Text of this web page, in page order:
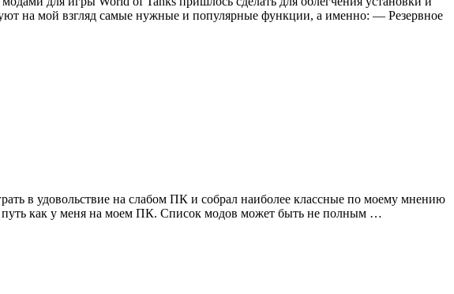
на мой взгляд самые нужные и популярные функции, а именно: — Резервное
в удовольствие на слабом ПК и собрал наиболее классные по моему мнению
путь как у меня на моем ПК. Список модов может быть не полным …